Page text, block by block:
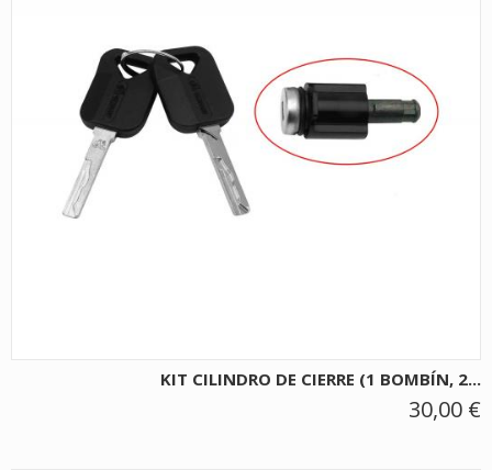
KIT CILINDRO DE CIERRE (1 BOMBÍN, 2...
30,00 €